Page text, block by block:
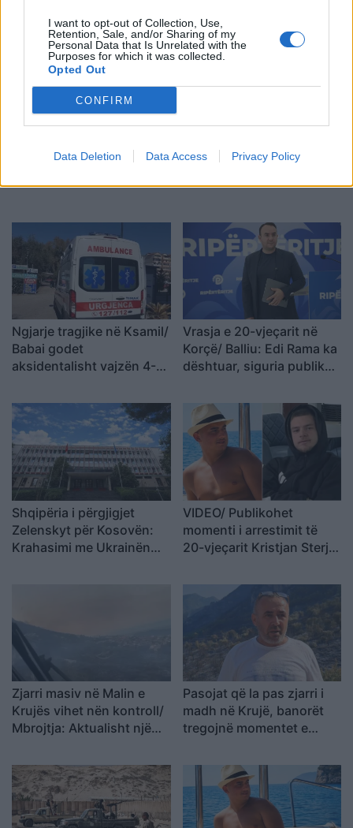
I want to opt-out of Collection, Use,
Retention, Sale, and/or Sharing of my
Personal Data that Is Unrelated with the
Purposes for which it was collected.
Opted Out
CONFIRM
Data Deletion Data Access Privacy Policy
Shtuarmë2.02.2024 19:34
Tags:
arben ahmetaj , berisha arben ahmetaj
Sali Berisha
Ngjarje tragjike në Ksamil/
Babai godet
aksidentalisht vajzën 4-
humb jetën
Vrasja e 20-vjeçarit në
Korçë/ Balliu: Edi Rama ka
dështuar, siguria publike
kronike dhe thirrja “Jepe
dorëheqjen” merr tjetër
peshë
Shqipëria i përgjigjet
Zelenskyt për Kosovën:
Krahasimi me Ukrainën
VIDEO/ Publikohet
momenti i arrestimit të
20-vjeçarit Kristjan Sterjo,
Joan Zukos
Zjarri masiv në Malin e
Krujës vihet nën kontroll/
Mbrojtja: Aktualisht një
Pasojat që la pas zjarri i
madh në Krujë, banorët
tregojnë momentet e
mbajtur vetë nën kontroll,
zjarrfikësja fiku vetëm
vatrat e vogla (VIDEO)